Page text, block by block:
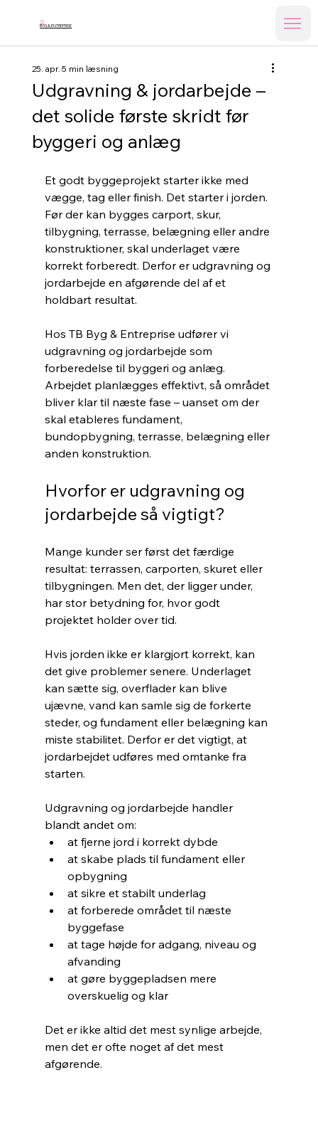
TB
BYG & ENTREPRISE
Udgravning & jordarbejde –
det solide første skridt før
byggeri og anlæg
25. apr.5 min læsning
Et godt byggeprojekt starter ikke med
vægge, tag eller finish. Det starter i jorden.
Før der kan bygges carport, skur,
tilbygning, terrasse, belægning eller andre
konstruktioner, skal underlaget være
korrekt forberedt. Derfor er udgravning og
jordarbejde en afgørende del af et
holdbart resultat.
Hos TB Byg & Entreprise udfører vi
udgravning og jordarbejde som
forberedelse til byggeri og anlæg.
Arbejdet planlægges effektivt, så området
bliver klar til næste fase – uanset om der
skal etableres fundament,
bundopbygning, terrasse, belægning eller
anden konstruktion.
Hvorfor er udgravning og
jordarbejde så vigtigt?
Mange kunder ser først det færdige
resultat: terrassen, carporten, skuret eller
tilbygningen. Men det, der ligger under,
har stor betydning for, hvor godt
projektet holder over tid.
Hvis jorden ikke er klargjort korrekt, kan
det give problemer senere. Underlaget
kan sætte sig, overflader kan blive
ujævne, vand kan samle sig de forkerte
steder, og fundament eller belægning kan
miste stabilitet. Derfor er det vigtigt, at
jordarbejdet udføres med omtanke fra
starten.
Udgravning og jordarbejde handler
blandt andet om:
at fjerne jord i korrekt dybde
at skabe plads til fundament eller
opbygning
at sikre et stabilt underlag
at forberede området til næste
byggefase
at tage højde for adgang, niveau og
afvanding
at gøre byggepladsen mere
overskuelig og klar
Det er ikke altid det mest synlige arbejde,
men det er ofte noget af det mest
afgørende.